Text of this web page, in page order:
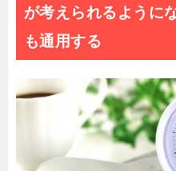
が考えられるように
も通用する